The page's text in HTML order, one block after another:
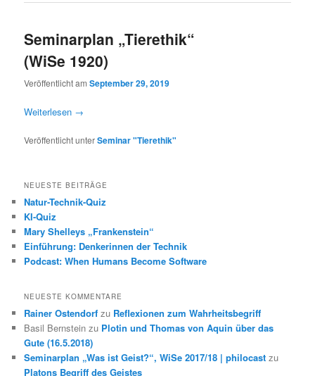
Seminarplan „Tierethik“
(WiSe 1920)
Veröffentlicht amSeptember 29, 2019
Weiterlesen →
Veröffentlicht unterSeminar "Tierethik"
NEUESTE BEITRÄGE
Natur-Technik-Quiz
KI-Quiz
Mary Shelleys „Frankenstein“
Einführung: Denkerinnen der Technik
Podcast: When Humans Become Software
NEUESTE KOMMENTARE
Rainer Ostendorf zu Reflexionen zum Wahrheitsbegriff
Basil Bernstein zu Plotin und Thomas von Aquin über das
Gute (16.5.2018)
Seminarplan „Was ist Geist?“, WiSe 2017/18 | philocast zu
Platons Begriff des Geistes